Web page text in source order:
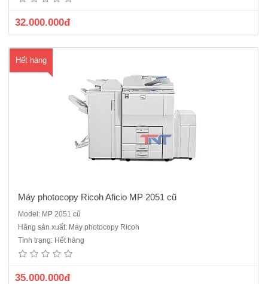
32.000.000đ
Hết hàng
dịch vụ .Chức năng chính: PhotocopyB..
Máy photocopy Ricoh Aficio MP 2051 cũ
Model: MP 2051 cũ
Hãng sản xuất: Máy photocopy Ricoh
Tình trạng: Hết hàng
35.000.000đ
Máy photocopy Ricoh Aficio MP 2550 ( Hàng bãi) Chức năng : Copy +
in mạng + Scan màuBộ nạp và đảo 2 mặt bản gốc tự động (ARDF)Bộ
đảo 2 mặt bản sao tự động (Duplex)Khổ giấy sao chụp tối đa : A3Tốc
độ sao chụp/ in : 25 bản/phútKhay giấy vào : 4 kh..